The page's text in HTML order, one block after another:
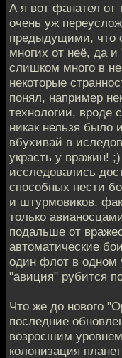
А я вот фанател от
очень уж
предыдущими, что
многих от неё, да и
слишком много в
некоторые
понял, например
технологии, вроде
никак нельзя было
вбухивай в
украсть у вражин!
исследовались
способных нести
и штурмовиков,
только
подальше от
автоматические
один флот в одном
"авиция" рубится
Что же до нового
последние
возросшим
колонизация